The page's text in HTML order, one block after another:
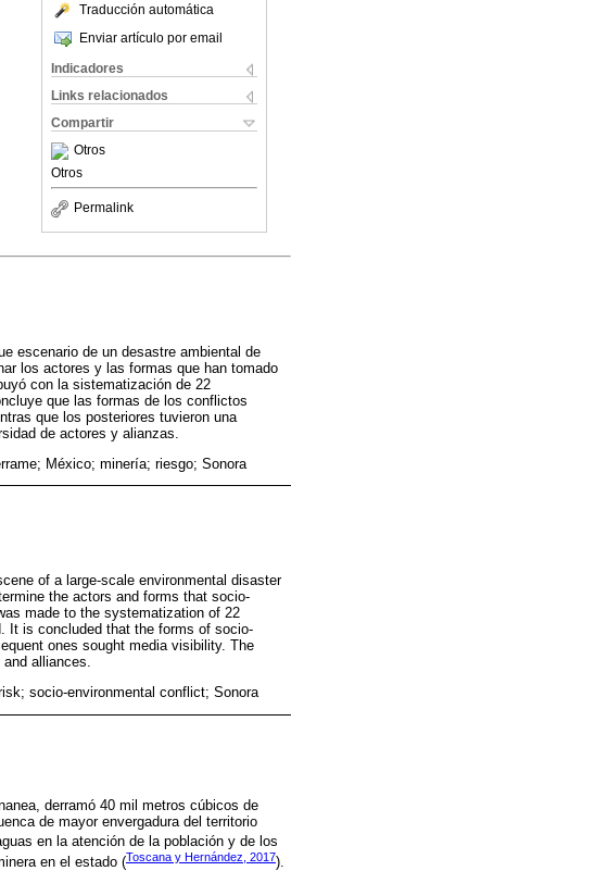
Traducción automática
Enviar artículo por email
Indicadores
Links relacionados
Compartir
Otros
Otros
Permalink
escenario de un desastre ambiental de
los actores y las formas que han tomado
con la sistematización de 22
que las formas de los conflictos
que los posteriores tuvieron una
de actores y alianzas.
México; minería; riesgo; Sonora
of a large-scale environmental disaster
the actors and forms that socio-
made to the systematization of 22
It is concluded that the forms of socio-
ones sought media visibility. The
alliances.
socio-environmental conflict; Sonora
derramó 40 mil metros cúbicos de
de mayor envergadura del territorio
en la atención de la población y de los
en el estado (Toscana y Hernández, 2017).